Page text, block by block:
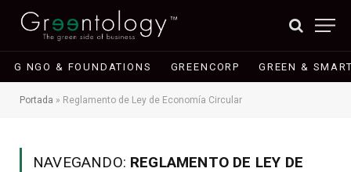
G NGO & FOUNDATIONS GREENCORP GREEN &
Portada » Reglamento de Ley de Economía Circular
NAVEGANDO: REGLAMENTO DE LEY DE